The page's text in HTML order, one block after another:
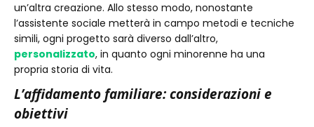
un’altra creazione. Allo stesso modo, nonostante
l’assistente sociale metterà in campo metodi e tecniche
simili, ogni progetto sarà diverso dall’altro,
personalizzato, in quanto ogni minorenne ha una
propria storia di vita.
L’affidamento familiare: considerazioni e
obiettivi